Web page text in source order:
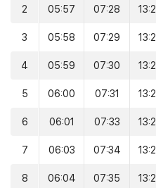
2 05:57 07:28
3 05:58 07:29
4 05:59 07:30
5 06:00 07:31
6 06:01 07:33
7 06:03 07:34
8 06:04 07:35